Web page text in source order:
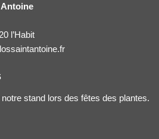
l’Habit
stand lors des fêtes des plantes.